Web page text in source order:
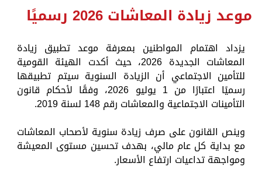
موعد زيادة المعاشات 2026 رسميًا
يزداد اهتمام المواطنين بمعرفة موعد تطبيق زيادة
المعاشات الجديدة 2026، حيث أكدت الهيئة القومية
للتأمين الاجتماعي أن الزيادة السنوية سيتم تطبيقها
رسميًا اعتبارًا من 1 يوليو 2026، وفقًا لأحكام قانون
التأمينات الاجتماعية والمعاشات رقم 148 لسنة 2019.
وينص القانون على صرف زيادة سنوية لأصحاب المعاشات
مع بداية كل عام مالي، بهدف تحسين مستوى المعيشة
ومواجهة تداعيات ارتفاع الأسعار.